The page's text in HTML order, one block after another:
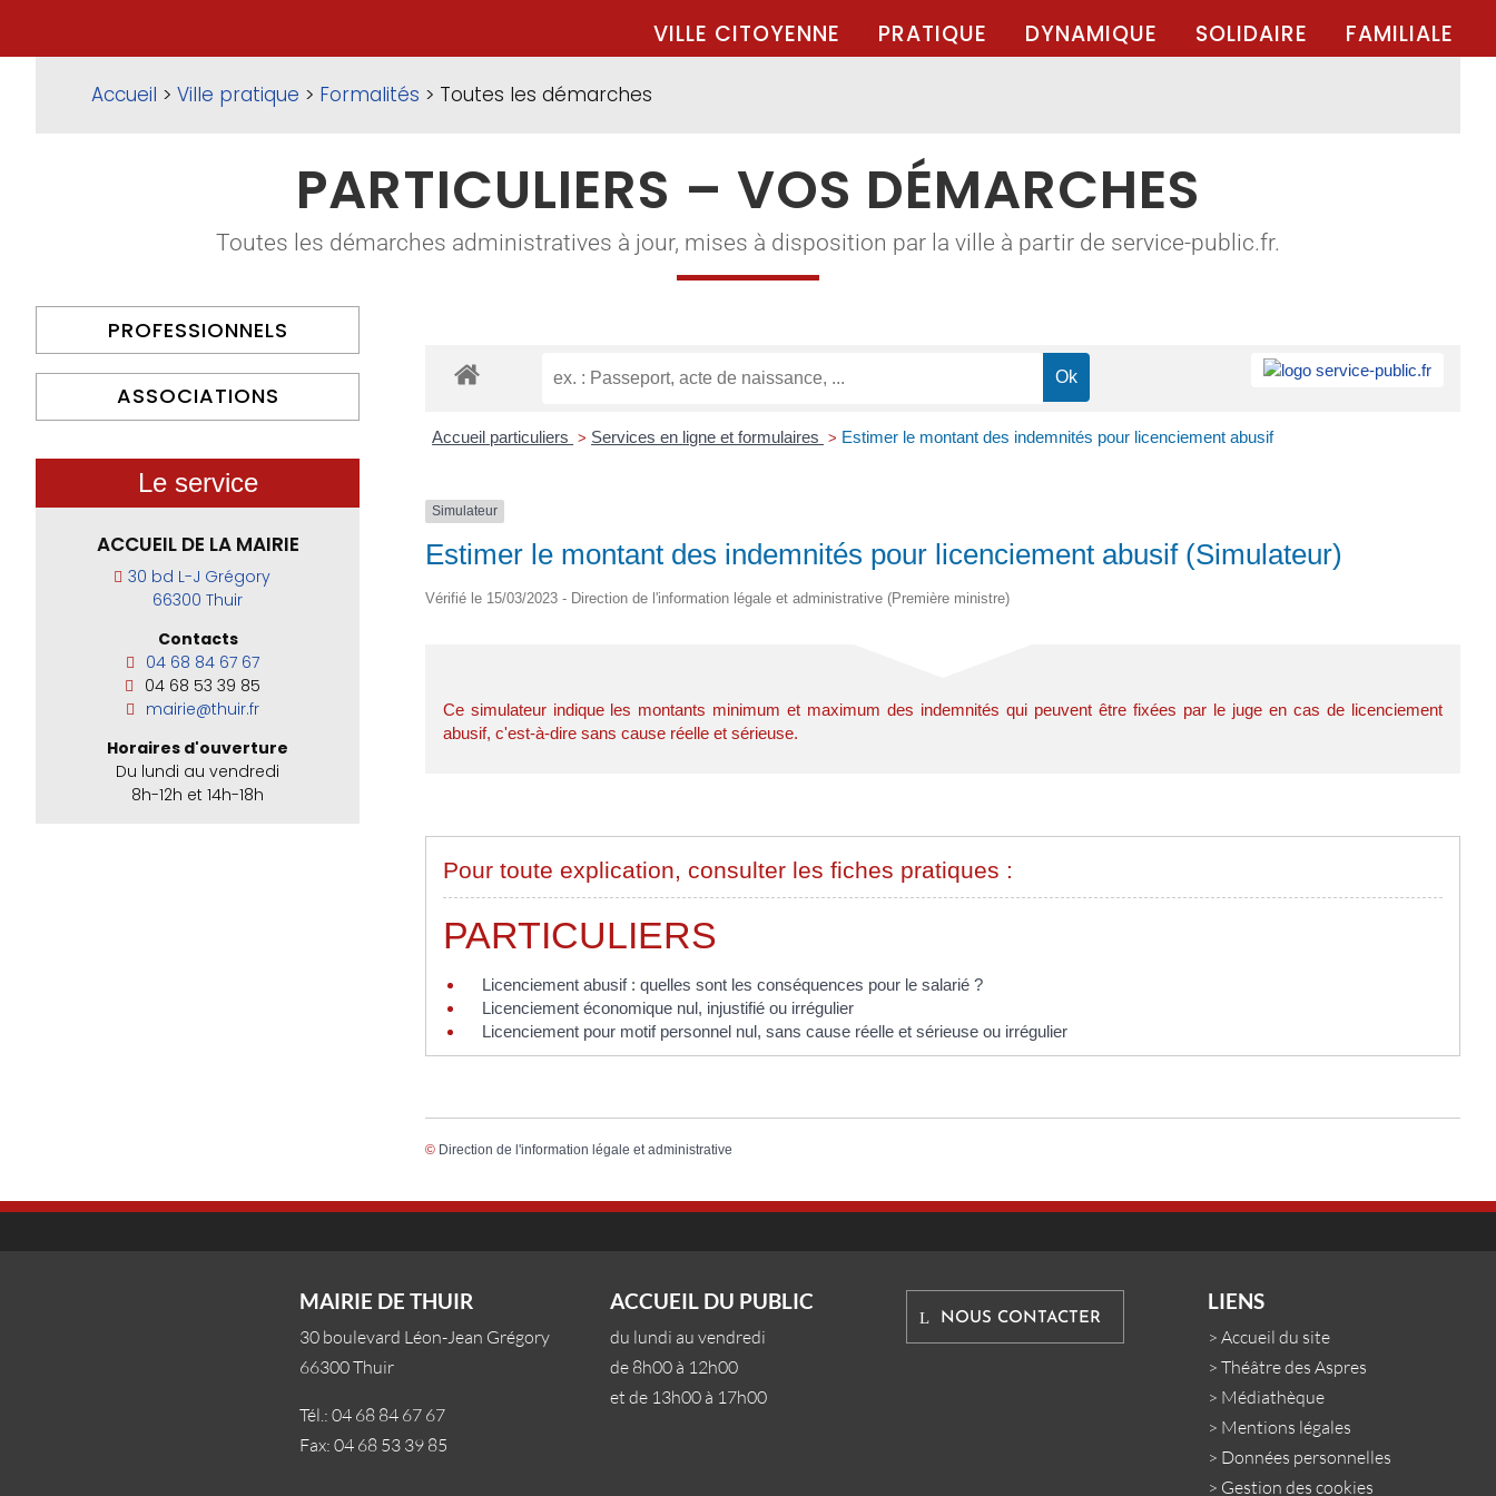
VILLE CITOYENNE PRATIQUE DYNAMIQUE SOLIDAIRE FAMILIALE
Accueil > Ville pratique > Formalités > Toutes les démarches
PARTICULIERS – VOS DÉMARCHES
Toutes les démarches administratives à jour, mises à disposition par la ville à partir de service-public.fr.
PROFESSIONNELS
ASSOCIATIONS
Le service
ACCUEIL DE LA MAIRIE
30 bd L-J Grégory
66300 Thuir
Contacts
04 68 84 67 67
04 68 53 39 85
mairie@thuir.fr
Horaires d'ouverture
Du lundi au vendredi
8h-12h et 14h-18h
Accueil particuliers > Services en ligne et formulaires > Estimer le montant des indemnités pour licenciement abusif
Simulateur
Estimer le montant des indemnités pour licenciement abusif (Simulateur)
Vérifié le 15/03/2023 - Direction de l'information légale et administrative (Première ministre)
Ce simulateur indique les montants minimum et maximum des indemnités qui peuvent être fixées par le juge en cas de licenciement
abusif, c'est-à-dire sans cause réelle et sérieuse.
Pour toute explication, consulter les fiches pratiques :
PARTICULIERS
Licenciement abusif : quelles sont les conséquences pour le salarié ?
Licenciement économique nul, injustifié ou irrégulier
Licenciement pour motif personnel nul, sans cause réelle et sérieuse ou irrégulier
© Direction de l'information légale et administrative
MAIRIE DE THUIR
30 boulevard Léon-Jean Grégory
66300 Thuir
Tél.: 04 68 84 67 67
Fax: 04 68 53 39 85
ACCUEIL DU PUBLIC
du lundi au vendredi
de 8h00 à 12h00
et de 13h00 à 17h00
NOUS CONTACTER
LIENS
>Accueil du site
>Théâtre des Aspres
> Médiathèque
> Mentions légales
> Données personnelles
> Gestion des cookies